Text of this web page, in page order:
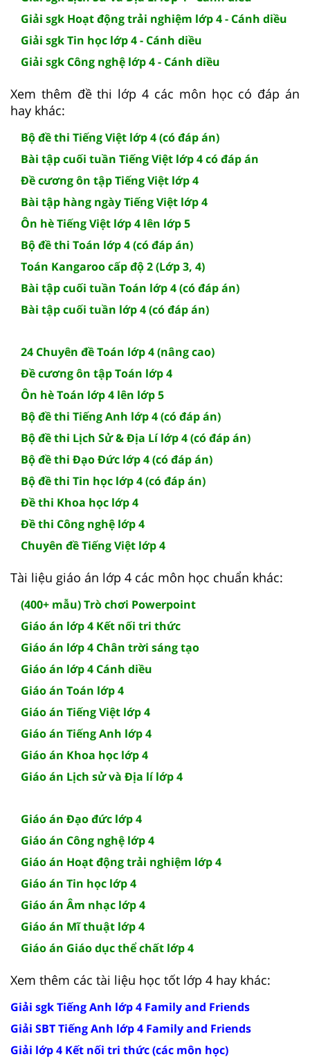
Giải sgk Hoạt động trải nghiệm lớp 4 - Cánh diều
Giải sgk Tin học lớp 4 - Cánh diều
Giải sgk Công nghệ lớp 4 - Cánh diều
Xem thêm đề thi lớp 4 các môn học có đáp án
hay khác:
Bộ đề thi Tiếng Việt lớp 4 (có đáp án)
Bài tập cuối tuần Tiếng Việt lớp 4 có đáp án
Đề cương ôn tập Tiếng Việt lớp 4
Bài tập hàng ngày Tiếng Việt lớp 4
Ôn hè Tiếng Việt lớp 4 lên lớp 5
Bộ đề thi Toán lớp 4 (có đáp án)
Toán Kangaroo cấp độ 2 (Lớp 3, 4)
Bài tập cuối tuần Toán lớp 4 (có đáp án)
Bài tập cuối tuần lớp 4 (có đáp án)
24 Chuyên đề Toán lớp 4 (nâng cao)
Đề cương ôn tập Toán lớp 4
Ôn hè Toán lớp 4 lên lớp 5
Bộ đề thi Tiếng Anh lớp 4 (có đáp án)
Bộ đề thi Lịch Sử & Địa Lí lớp 4 (có đáp án)
Bộ đề thi Đạo Đức lớp 4 (có đáp án)
Bộ đề thi Tin học lớp 4 (có đáp án)
Đề thi Khoa học lớp 4
Đề thi Công nghệ lớp 4
Chuyên đề Tiếng Việt lớp 4
Tài liệu giáo án lớp 4 các môn học chuẩn khác:
(400+ mẫu) Trò chơi Powerpoint
Giáo án lớp 4 Kết nối tri thức
Giáo án lớp 4 Chân trời sáng tạo
Giáo án lớp 4 Cánh diều
Giáo án Toán lớp 4
Giáo án Tiếng Việt lớp 4
Giáo án Tiếng Anh lớp 4
Giáo án Khoa học lớp 4
Giáo án Lịch sử và Địa lí lớp 4
Giáo án Đạo đức lớp 4
Giáo án Công nghệ lớp 4
Giáo án Hoạt động trải nghiệm lớp 4
Giáo án Tin học lớp 4
Giáo án Âm nhạc lớp 4
Giáo án Mĩ thuật lớp 4
Giáo án Giáo dục thể chất lớp 4
Xem thêm các tài liệu học tốt lớp 4 hay khác:
Giải sgk Tiếng Anh lớp 4 Family and Friends
Giải SBT Tiếng Anh lớp 4 Family and Friends
Giải lớp 4 Kết nối tri thức (các môn học)